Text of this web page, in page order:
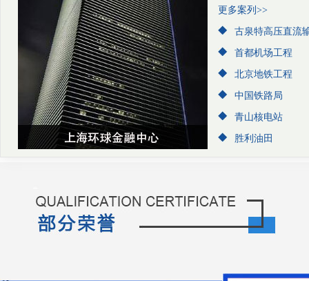
更多案列>>
古泉特高压直流
首都机场工程
北京地铁工程
中国铁路局
青山核电站
胜利油田